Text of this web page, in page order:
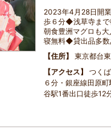
2023年4月28日開
歩６分◆浅草寺ま
朝食豊洲マグロも
寝無料◆貸出品多数
住所
東京都台
アクセス
つく
６分・銀座線田原
谷駅1番出口徒歩12